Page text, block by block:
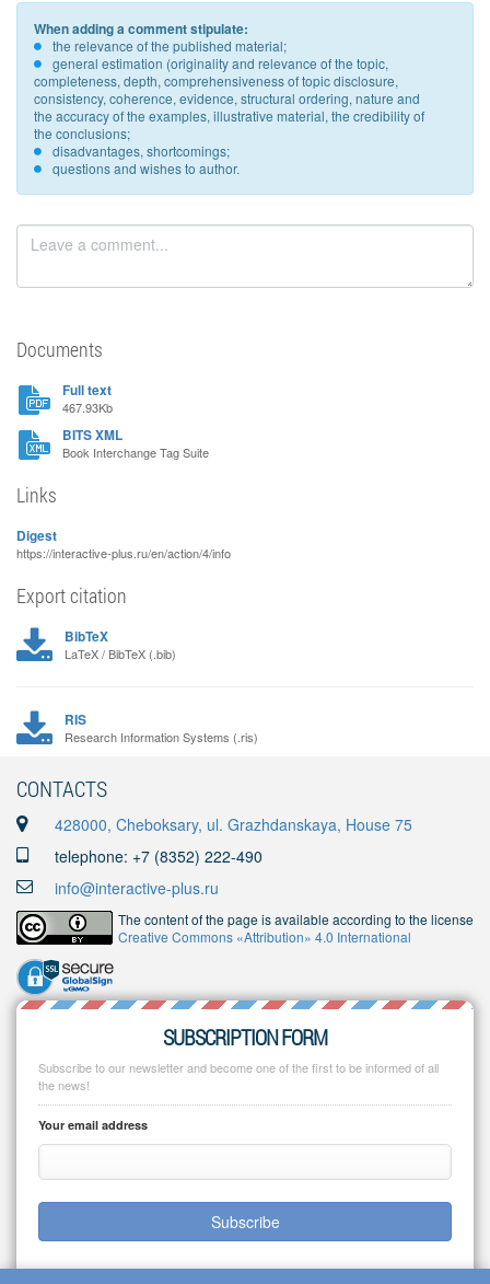
When adding a comment stipulate:
the relevance of the published material;
general estimation (originality and relevance of the topic,
completeness, depth, comprehensiveness of topic disclosure,
consistency, coherence, evidence, structural ordering, nature and
the accuracy of the examples, illustrative material, the credibility of
the conclusions;
disadvantages, shortcomings;
questions and wishes to author.
Documents
Full text
467.93Kb
BITS XML
Book Interchange Tag Suite
Links
Digest
https://interactive-plus.ru/en/action/4/info
Export citation
BibTeX
LaTeX / BibTeX (.bib)
RIS
Research Information Systems (.ris)
CONTACTS
428000, Cheboksary, ul. Grazhdanskaya, House 75
telephone: +7 (8352) 222-490
info@interactive-plus.ru
The content of the page is available according to the license
Creative Commons «Attribution» 4.0 International
SUBSCRIPTION FORM
Subscribe to our newsletter and become one of the first to be informed of all
the news!
Your email address
Subscribe